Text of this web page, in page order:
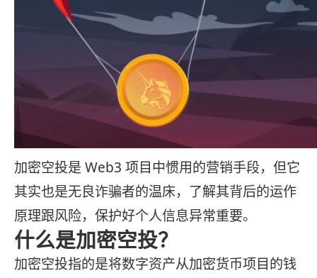
加密空投是 Web3 项目中惯用的营销手段，但它
其实也是无良诈骗者的温床，了解其背后的运作
原理跟风险，保护好个人信息异常重要。
什么是加密空投？
加密空投指的是将数字资产从加密货币项目的钱